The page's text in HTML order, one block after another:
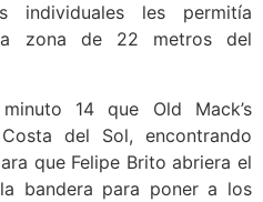
individuales les permitía
zona de 22 metros del
14 que Old Mack’s
del Sol, encontrando
que Felipe Brito abriera el
bandera para poner a los